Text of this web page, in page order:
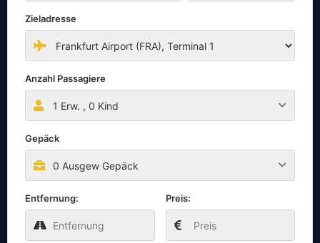
Zieladresse
Anzahl Passagiere
1 Erw. , 0 Kind
Gepäck
0 Ausgew Gepäck
Entfernung: Preis: